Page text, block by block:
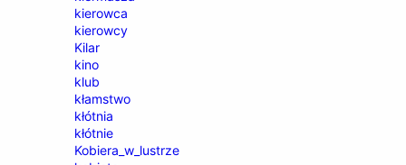
kierowca
kierowcy
Kilar
kino
klub
kłamstwo
kłótnia
kłótnie
Kobiera_w_lustrze